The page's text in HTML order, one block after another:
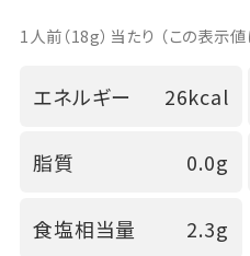
1人前（18g）当たり （この表示値
エネルギー 26kcal
脂質 0.0g
食塩相当量 2.3g